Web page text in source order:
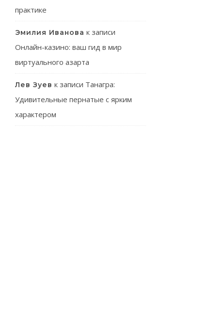
практике
Эмилия Иванова к записи
Онлайн-казино: ваш гид в мир
виртуального азарта
Лев Зуев к записи Танагра:
Удивительные пернатые с ярким
характером